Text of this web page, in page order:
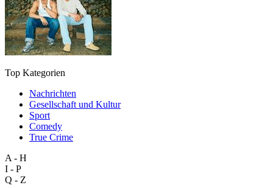
Top Kategorien
Nachrichten
Gesellschaft und Kultur
Sport
Comedy
True Crime
A - H
I - P
Q - Z